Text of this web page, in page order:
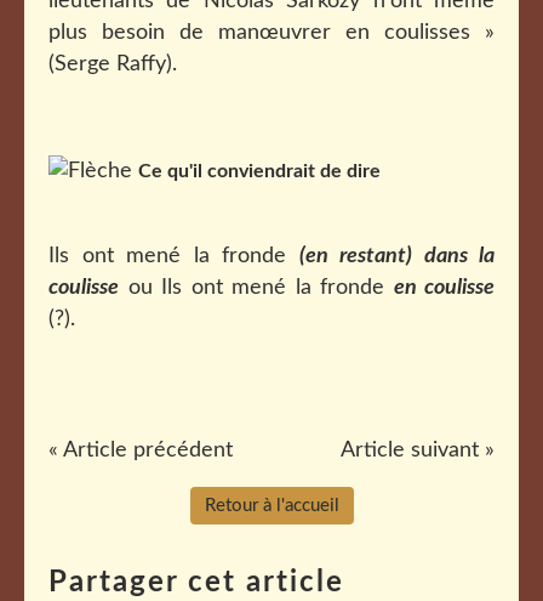
plus besoin de manœuvrer en coulisses »
(Serge Raffy).
Ce qu'il conviendrait de dire
Ils ont mené la fronde (en restant) dans la
coulisse ou Ils ont mené la fronde en coulisse
(?).
« Article précédent Article suivant »
Retour à l'accueil
Partager cet article